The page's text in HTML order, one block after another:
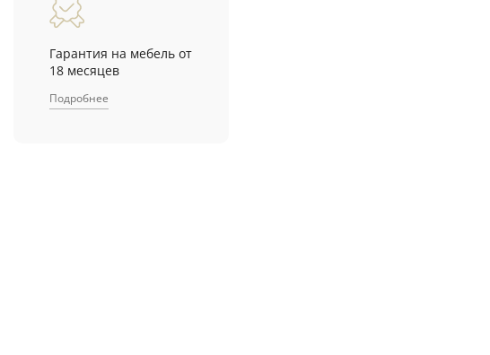
Гарантия на мебель от
18 месяцев
Подробнее